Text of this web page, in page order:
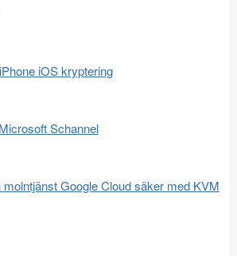
iOS kryptering
Schannel
Google Cloud säker med KVM